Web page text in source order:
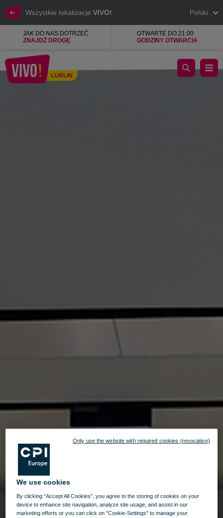
Wszystkie lokalizacje VIVO! Polski
JAK DO NAS DOTRZEĆ
ZNAJDŹ DROGĘ
OTWARTE DO 21:00
GODZINY OTWARCIA
LUBLIN
Najnowsze trendy w modzie dla mężczyzn
We use cookies
By clicking “Accept All Cookies”, you agree to the storing of cookies on your
device to enhance site navigation, analyze site usage, and assist in our
marketing efforts or you can click on "Cookie-Settings" to manage your
Only use the website with required cookies (revocation)